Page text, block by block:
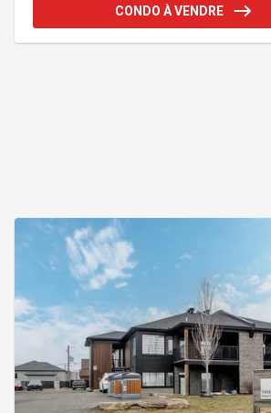
et 15 min de SaintJérôme, avec
CONDO À VENDRE